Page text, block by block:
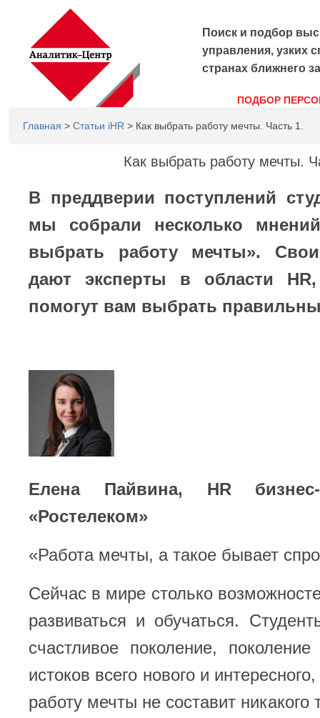
Поиск и подбор
управления, узких
странах ближнего
ПОДБОР
Главная > Статьи iHR > Как выбрать работу мечты. Часть 1.
Как выбрать работу мечты.
В преддверии поступлений
мы собрали несколько
выбрать работу мечты».
дают эксперты в области HR
помогут вам выбрать
Елена Пайвина, HR
«Ростелеком»
«Работа мечты, а такое бывает
Сейчас в мире столько
развиваться и обучаться.
счастливое поколение,
истоков всего нового и
работу мечты не составит никакого